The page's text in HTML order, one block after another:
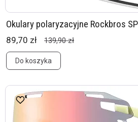
Okulary polaryzacyjne Rockbros
89,70 zł 139,90 zł
Do koszyka